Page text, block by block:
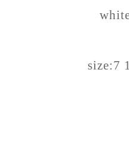
size:7